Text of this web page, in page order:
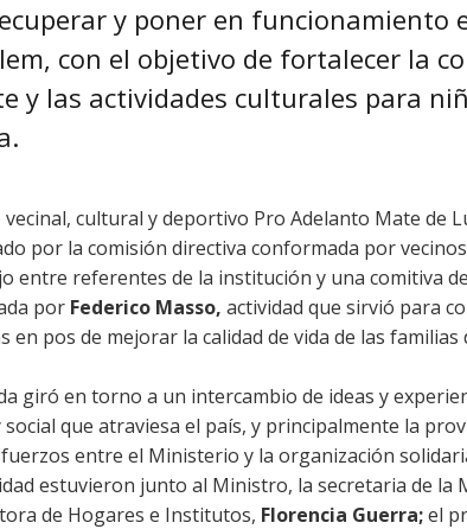
y poner en funcionamiento
con el objetivo de fortalecer la
y las actividades culturales para
vecinal, cultural y deportivo Pro Adelanto Mate de
por la comisión directiva conformada por
entre referentes de la institución y una comitiva
por Federico Masso, actividad que sirvió para
en pos de mejorar la calidad de vida de las familias
giró en torno a un intercambio de ideas y
social que atraviesa el país, y principalmente la
entre el Ministerio y la organización
estuvieron junto al Ministro, la secretaria de la
de Hogares e Institutos, Florencia Guerra;el